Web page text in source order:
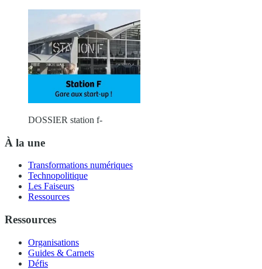
DOSSIER station f-
À la une
Transformations numériques
Technopolitique
Les Faiseurs
Ressources
Ressources
Organisations
Guides & Carnets
Défis